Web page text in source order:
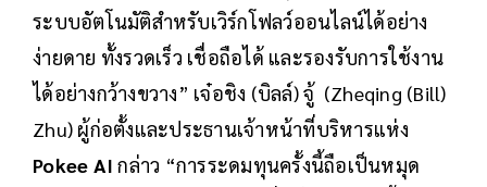
ระบบอัตโนมัติสำหรับเวิร์กโฟลว์ออนไลน์ได้อย่าง
ง่ายดาย ทั้งรวดเร็ว เชื่อถือได้ และรองรับการใช้งาน
ได้อย่างกว้างขวาง” เจ๋อชิง (บิลล์) จู้ (Zheqing (Bill)
Zhu) ผู้ก่อตั้งและประธานเจ้าหน้าที่บริหารแห่ง
Pokee AI กล่าว “การระดมทุนครั้งนี้ถือเป็นหมุด